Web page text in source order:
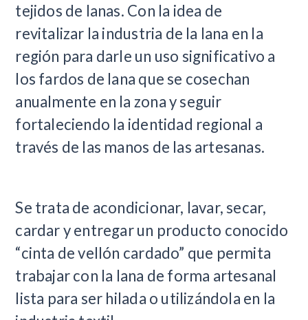
tejidos de lanas. Con la idea de
revitalizar la industria de la lana en la
región para darle un uso significativo a
los fardos de lana que se cosechan
anualmente en la zona y seguir
fortaleciendo la identidad regional a
través de las manos de las artesanas.
Se trata de acondicionar, lavar, secar,
cardar y entregar un producto conocido
“cinta de vellón cardado” que permita
trabajar con la lana de forma artesanal
lista para ser hilada o utilizándola en la